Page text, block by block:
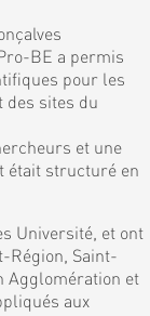
BE a permis
pour les
des sites du
et une
était structuré en
Université, et ont
Région, Saint-
Agglomération et
aux